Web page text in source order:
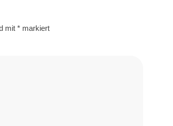
mit * markiert